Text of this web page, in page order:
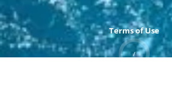
Terms of Use
/